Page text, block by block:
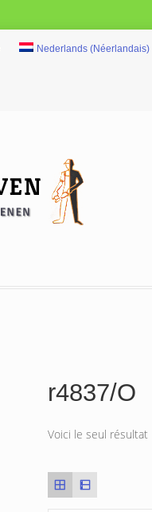
Nederlands(Néerlandais)
r4837/O
Voici le seul résultat